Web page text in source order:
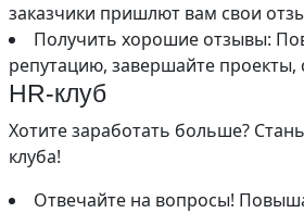
заказчики пришлют вам свои
Получить хорошие отзывы:
репутацию, завершайте проекты,
HR-клуб
Хотите заработать больше?
клуба!
Отвечайте на вопросы!